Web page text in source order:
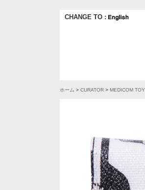
CHANGE TO :
ホーム > CURATOR > MEDICOM TOY